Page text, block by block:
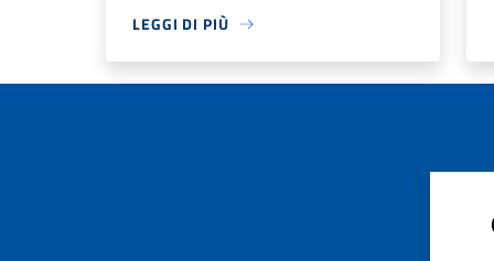
LEGGI DI PIÙ